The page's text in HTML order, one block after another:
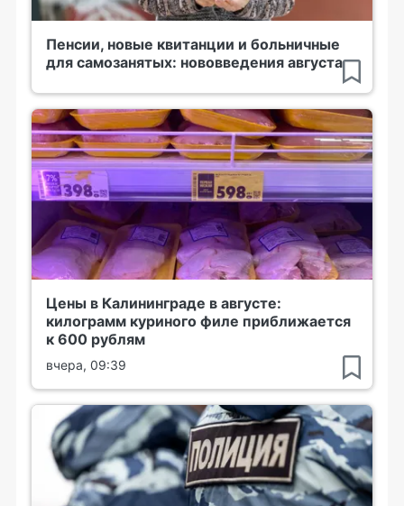
Пенсии, новые квитанции и больничные
для самозанятых: нововведения августа
Цены в Калининграде в августе:
килограмм куриного филе приближается
к 600 рублям
вчера, 09:39